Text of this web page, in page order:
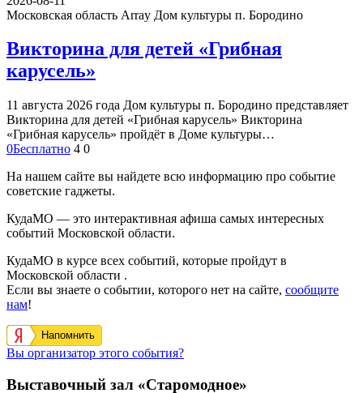
Московская область Array Дом культуры п. Бородино
Викторина для детей «Грибная
карусель»
11 августа 2026 года Дом культуры п. Бородино представляет
Викторина для детей «Грибная карусель» Викторина
«Грибная карусель» пройдёт в Доме культуры…
0Бесплатно 4 0
На нашем сайте вы найдете всю информацию про событие
советские гаджеты.
КудаМО — это интерактивная афиша самых интересных
событий Московской области.
КудаМО в курсе всех событий, которые пройдут в
Московской области .
Если вы знаете о событии, которого нет на сайте, сообщите
нам!
Напомнить
Вы организатор этого события?
Выставочный зал «Старомодное»